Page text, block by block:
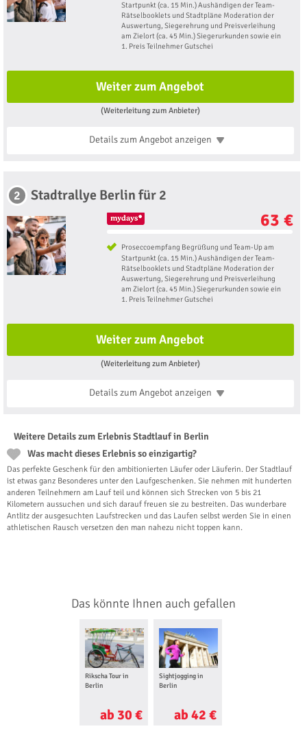
Startpunkt (ca. 15 Min.) Aushändigen der Team-
Rätselbooklets und Stadtpläne Moderation der
Auswertung, Siegerehrung und Preisverleihung
am Zielort (ca. 45 Min.) Siegerurkunden sowie ein
1. Preis Teilnehmer Gutschei
Weiter zum Angebot
(Weiterleitung zum Anbieter)
Details zum Angebotanzeigen
2 Stadtrallye Berlin für 2
63 €
Proseccoempfang Begrüßung und Team-Up am
Startpunkt (ca. 15 Min.) Aushändigen der Team-
Rätselbooklets und Stadtpläne Moderation der
Auswertung, Siegerehrung und Preisverleihung
am Zielort (ca. 45 Min.) Siegerurkunden sowie ein
1. Preis Teilnehmer Gutschei
Weiter zum Angebot
(Weiterleitung zum Anbieter)
Details zum Angebotanzeigen
Weitere Details zum Erlebnis Stadtlauf in Berlin
Was macht dieses Erlebnis so einzigartig?
Das perfekte Geschenk für den ambitionierten Läufer oder Läuferin. Der Stadtlauf
ist etwas ganz Besonderes unter den Laufgeschenken. Sie nehmen mit hunderten
anderen Teilnehmern am Lauf teil und können sich Strecken von 5 bis 21
Kilometern aussuchen und sich darauf freuen sie zu bestreiten. Das wunderbare
Antlitz der ausgesuchten Laufstrecken und das Laufen selbst werden Sie in einen
athletischen Rausch versetzen den man nahezu nicht toppen kann.
Das könnte Ihnen auch gefallen
Rikscha Tour in
Berlin
ab 30 €
Sightjogging in
Berlin
ab 42 €